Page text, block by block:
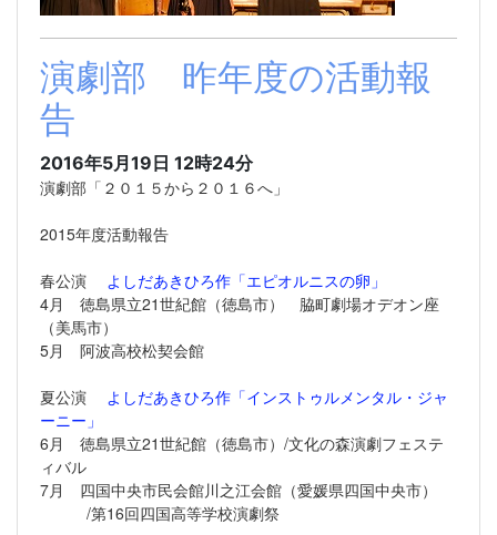
演劇部 昨年度の活動報
告
2016年5月19日 12時24分
演劇部「２０１５から２０１６へ」
2015年度活動報告
春公演 よしだあきひろ作「エピオルニスの卵」
4月 徳島県立21世紀館（徳島市） 脇町劇場オデオン座
（美馬市）
5月 阿波高校松契会館
夏公演 よしだあきひろ作「インストゥルメンタル・ジャ
ーニー」
6月 徳島県立21世紀館（徳島市）/文化の森演劇フェステ
ィバル
7月 四国中央市民会館川之江会館（愛媛県四国中央市）
/第16回四国高等学校演劇祭